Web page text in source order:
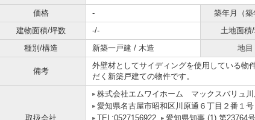
価格 - 築年月（築
建物面積/坪数
-/- 土地面積
種別/構造
新築一戸建 / 木造 地目
備考
外壁材としてサイディングを使用している物
だく新築戸建ての物件です。
取扱会社
株式会社エムワイホーム マックスバリュ川
愛知県名古屋市昭和区川原通６丁目２番１
TEL:0527156922
愛知県知事 (1) 第23764